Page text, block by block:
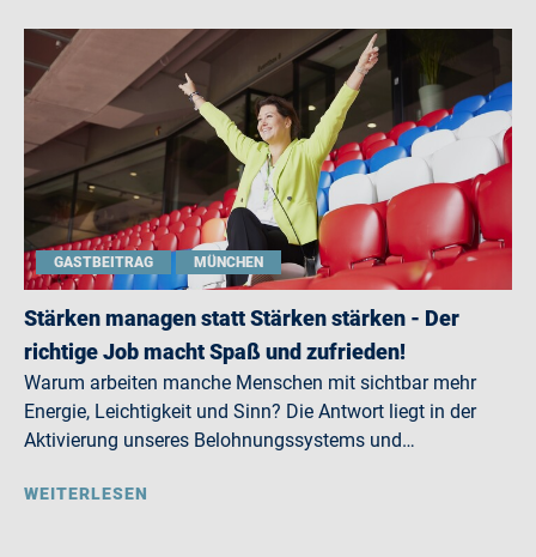
GASTBEITRAG MÜNCHEN
Stärken managen statt Stärken stärken - Der
richtige Job macht Spaß und zufrieden!
Warum arbeiten manche Menschen mit sichtbar mehr
Energie, Leichtigkeit und Sinn? Die Antwort liegt in der
Aktivierung unseres Belohnungssystems und…
WEITERLESEN